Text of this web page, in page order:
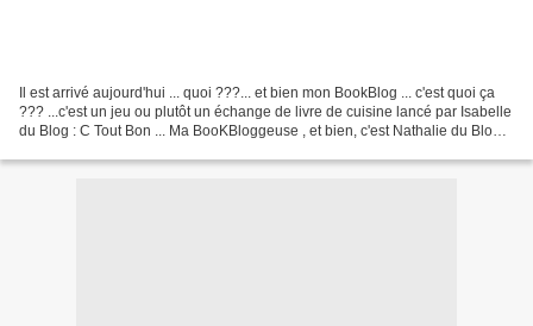
Il est arrivé aujourd'hui ... quoi ???... et bien mon BookBlog ... c'est quoi ça
??? ...c'est un jeu ou plutôt un échange de livre de cuisine lancé par Isabelle
du Blog : C Tout Bon ... Ma BooKBloggeuse , et bien, c'est Nathalie du Blog :